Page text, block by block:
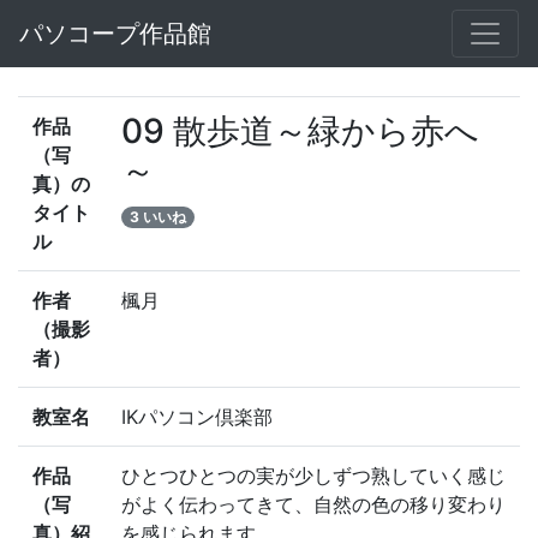
パソコープ作品館
作品
（写
真）の
タイト
ル
09 散歩道～緑から赤へ
～
3 いいね
作者
（撮影
者）
楓月
教室名 IKパソコン倶楽部
作品
（写
真）紹
ひとつひとつの実が少しずつ熟していく感じ
がよく伝わってきて、自然の色の移り変わり
を感じられます。